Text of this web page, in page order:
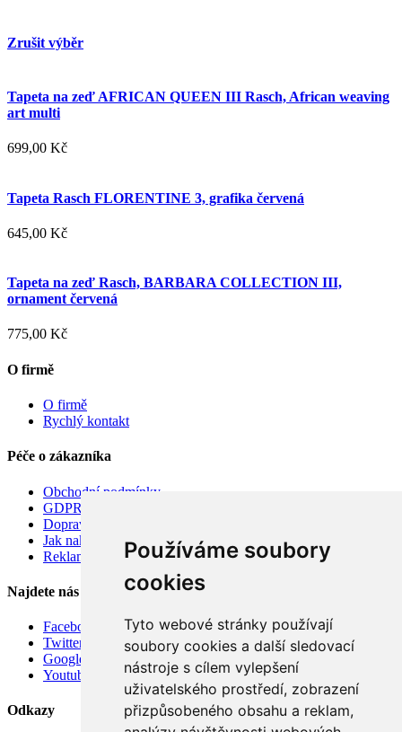
Používáme soubory
cookies
Tyto webové stránky používají
soubory cookies a další sledovací
nástroje s cílem vylepšení
uživatelského prostředí, zobrazení
přizpůsobeného obsahu a reklam,
Zrušit výběr
Tapeta na zeď AFRICAN QUEEN III Rasch, African weaving
art multi
699,00 Kč
Tapeta Rasch FLORENTINE 3, grafika červená
645,00 Kč
Tapeta na zeď Rasch, BARBARA COLLECTION III,
ornament červená
775,00 Kč
O firmě
O firmě
Rychlý kontakt
Péče o zákazníka
Obchodní podmínky
GDPR
Doprava
Jak nakupovat
Reklamace
Najdete nás
Facebook
Twitter
Google
Youtube
Odkazy